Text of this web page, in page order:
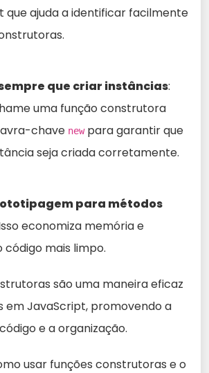
que ajuda a identificar facilmente
que criar instâncias:
uma função construtora
chave newpara garantir que
seja criada corretamente.
para métodos
economiza memória e
mais limpo.
são uma maneira eficaz
em JavaScript, promovendo a
e a organização.
usar funções construtoras e o